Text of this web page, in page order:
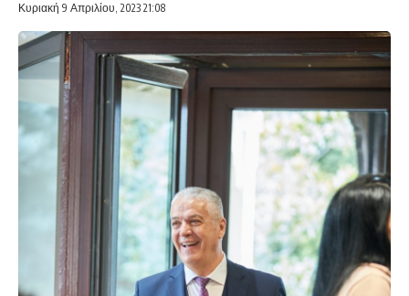
Κυριακή 9 Απριλίου, 2023 21:08